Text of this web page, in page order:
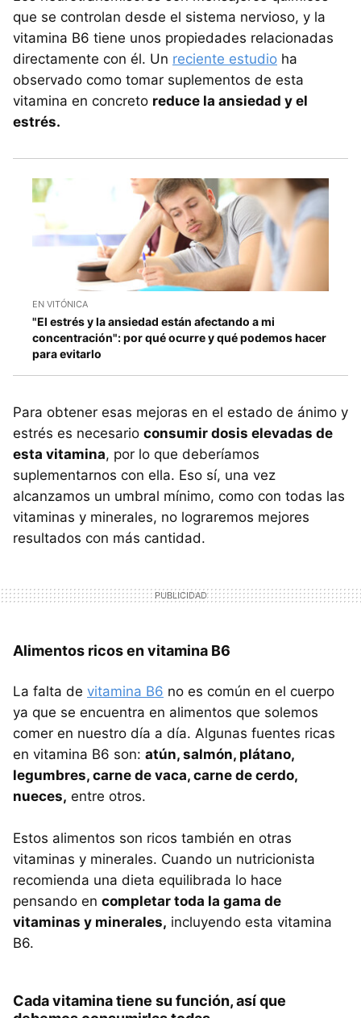
que se controlan desde el sistema nervioso, y la
vitamina B6 tiene unos propiedades relacionadas
directamente con él. Un reciente estudio ha
observado como tomar suplementos de esta
vitamina en concreto reduce la ansiedad y el
estrés.
EN VITÓNICA
"El estrés y la ansiedad están afectando a mi
concentración": por qué ocurre y qué podemos hacer
para evitarlo
Para obtener esas mejoras en el estado de ánimo y
estrés es necesario consumir dosis elevadas de
esta vitamina, por lo que deberíamos
suplementarnos con ella. Eso sí, una vez
alcanzamos un umbral mínimo, como con todas las
vitaminas y minerales, no lograremos mejores
resultados con más cantidad.
Alimentos ricos en vitamina B6
La falta de vitamina B6 no es común en el cuerpo
ya que se encuentra en alimentos que solemos
comer en nuestro día a día. Algunas fuentes ricas
en vitamina B6 son: atún, salmón, plátano,
legumbres, carne de vaca, carne de cerdo,
nueces, entre otros.
Estos alimentos son ricos también en otras
vitaminas y minerales. Cuando un nutricionista
recomienda una dieta equilibrada lo hace
pensando en completar toda la gama de
vitaminas y minerales, incluyendo esta vitamina
B6.
Cada vitamina tiene su función, así que